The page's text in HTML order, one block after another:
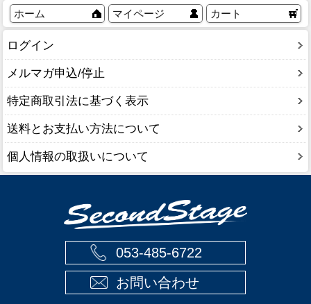
ホーム マイページ カート
ログイン
メルマガ申込/停止
特定商取引法に基づく表示
送料とお支払い方法について
個人情報の取扱いについて
053-485-6722
お問い合わせ